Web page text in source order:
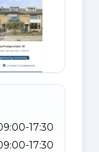
17:30
17:30